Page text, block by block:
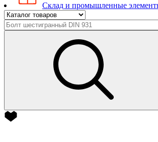
Склад и промышленные